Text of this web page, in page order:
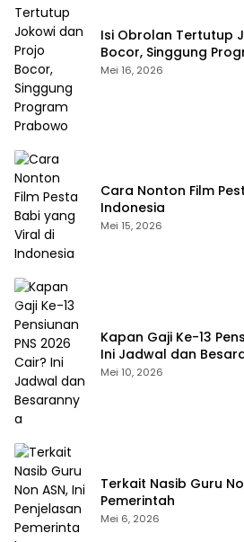
Isi Obrolan Tertutup
Bocor, Singgung
Mei 16, 2026
Cara Nonton Film
Indonesia
Mei 15, 2026
Kapan Gaji Ke-13
Ini Jadwal dan
Mei 10, 2026
Terkait Nasib Guru
Pemerintah
Mei 6, 2026